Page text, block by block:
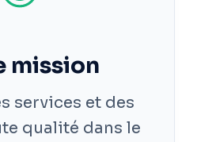
mission
services et des
qualité dans le